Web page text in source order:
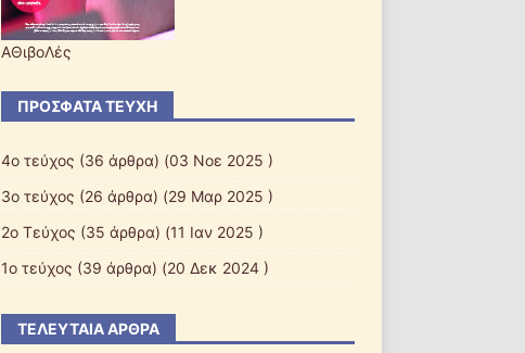
ΑΘιβοΛές
ΠΡΌΣΦΑΤΑ ΤΕΎΧΗ
4ο τεύχος (36 άρθρα) (03 Νοε 2025 )
3o τεύχος (26 άρθρα) (29 Μαρ 2025 )
2o Τεύχος (35 άρθρα) (11 Ιαν 2025 )
1ο τεύχος (39 άρθρα) (20 Δεκ 2024 )
ΤΕΛΕΥΤΑΊΑ ΆΡΘΡΑ